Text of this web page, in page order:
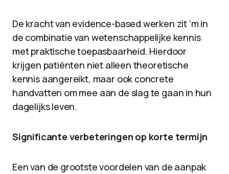
De kracht van evidence-based werken zit ‘m in
de combinatie van wetenschappelijke kennis
met praktische toepasbaarheid. Hierdoor
krijgen patiënten niet alleen theoretische
kennis aangereikt, maar ook concrete
handvatten om mee aan de slag te gaan in hun
dagelijks leven.
Significante verbeteringen op korte termijn
Een van de grootste voordelen van de aanpak